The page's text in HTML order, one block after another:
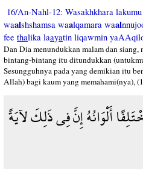
16/An-Nahl-12: Wasakhkhara
waalshshamsa waalqamara waal
fee thalika laayatin liqawmin
Dan Dia menundukkan malam dan
bintang-bintang itu ditundukkan
Sesungguhnya pada yang demikian itu
Allah) bagi kaum yang memahami(nya),
أَلْوَانُهُ إِنَّ فِي ذَلِكَ لآيَةً